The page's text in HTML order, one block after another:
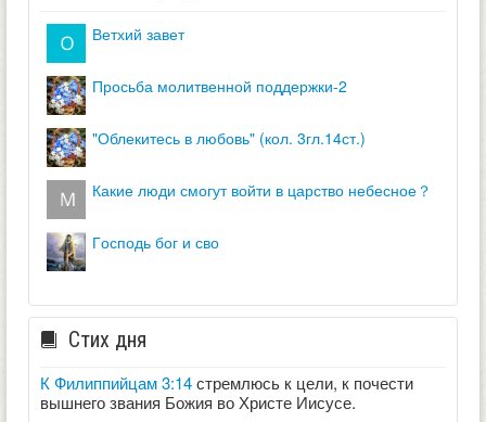
ветхий завет
просьба молитвенной поддержки-2
"облекитесь в любовь" (кол. 3гл.14ст.)
какие люди смогут войти в царство небесное？
господь бог и сво
Стих дня
К Филиппийцам 3:14стремлюсь к цели, к почести
вышнего звания Божия во Христе Иисусе.